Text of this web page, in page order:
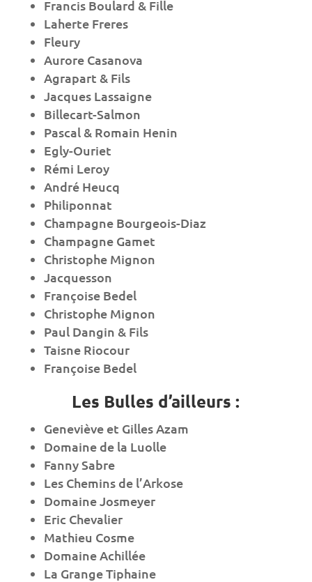
Francis Boulard & Fille
Laherte Freres
Fleury
Aurore Casanova
Agrapart & Fils
Jacques Lassaigne
Billecart-Salmon
Pascal & Romain Henin
Egly-Ouriet
Rémi Leroy
André Heucq
Philiponnat
Champagne Bourgeois-Diaz
Champagne Gamet
Christophe Mignon
Jacquesson
Françoise Bedel
Christophe Mignon
Paul Dangin & Fils
Taisne Riocour
Françoise Bedel
Les Bulles d’ailleurs :
Geneviève et Gilles Azam
Domaine de la Luolle
Fanny Sabre
Les Chemins de l’Arkose
Domaine Josmeyer
Eric Chevalier
Mathieu Cosme
Domaine Achillée
La Grange Tiphaine